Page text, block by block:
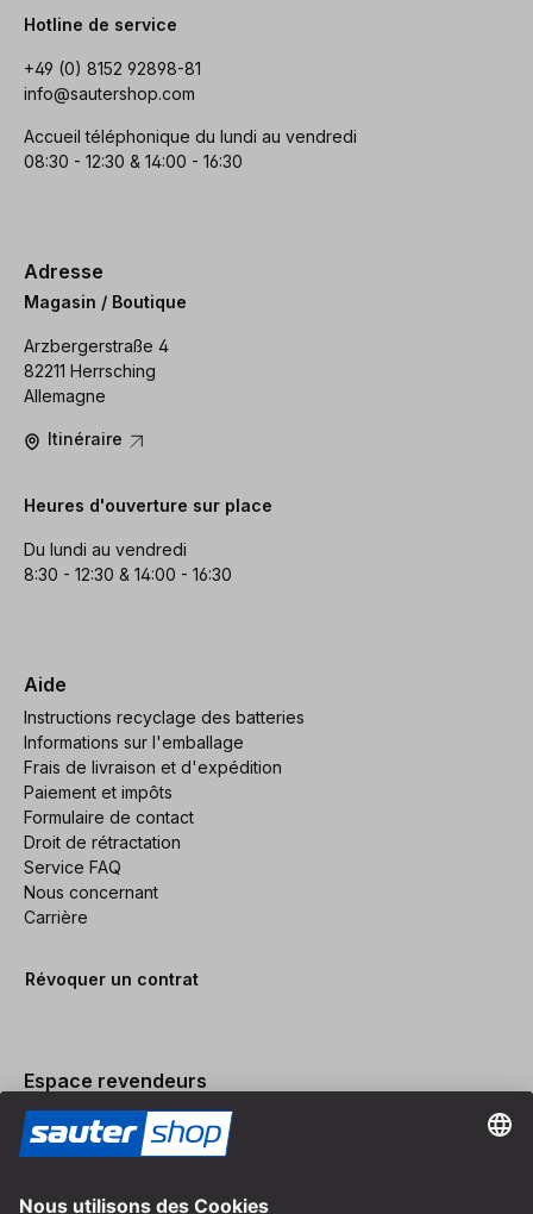
Hotline de service
+49 (0) 8152 92898-81
info@sautershop.com
Accueil téléphonique du lundi au vendredi
08:30 - 12:30 & 14:00 - 16:30
Adresse
Magasin / Boutique
Arzbergerstraße 4
82211 Herrsching
Allemagne
Itinéraire
Heures d'ouverture sur place
Du lundi au vendredi
8:30 - 12:30 & 14:00 - 16:30
Aide
Instructions recyclage des batteries
Informations sur l'emballage
Frais de livraison et d'expédition
Paiement et impôts
Formulaire de contact
Droit de rétractation
Service FAQ
Nous concernant
Carrière
Révoquer un contrat
Espace revendeurs
Devenir revendeur